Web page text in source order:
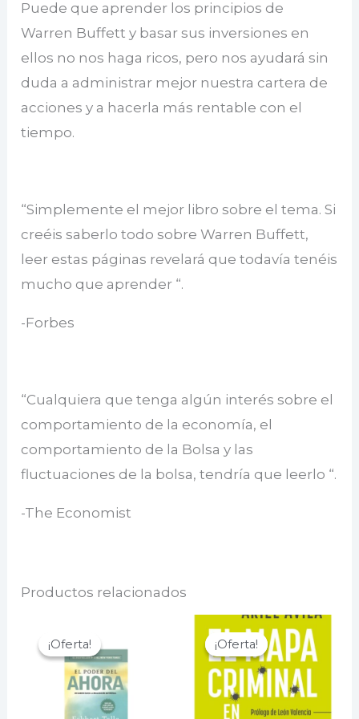
Puede que aprender los principios de
Warren Buffett y basar sus inversiones en
ellos no nos haga ricos, pero nos ayudará sin
duda a administrar mejor nuestra cartera de
acciones y a hacerla más rentable con el
tiempo.
“Simplemente el mejor libro sobre el tema. Si
creéis saberlo todo sobre Warren Buffett,
leer estas páginas revelará que todavía tenéis
mucho que aprender “.
-Forbes
“Cualquiera que tenga algún interés sobre el
comportamiento de la economía, el
comportamiento de la Bolsa y las
fluctuaciones de la bolsa, tendría que leerlo “.
-The Economist
Productos relacionados
¡Oferta!
¡Oferta! ¡Oferta!
¡Oferta!